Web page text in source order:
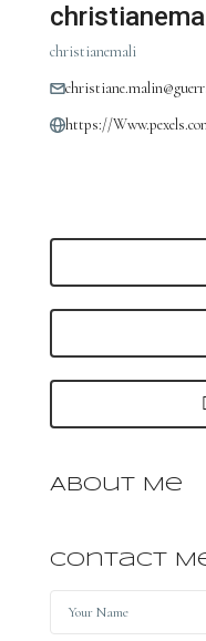
christianemali
https://
About Me
Contact